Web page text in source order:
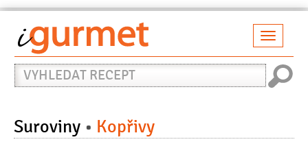
Vyhledat
recept
Suroviny Kopřivy